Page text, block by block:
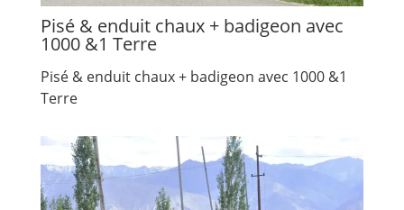
Pisé & enduit chaux + badigeon avec
1000 &1 Terre
Pisé & enduit chaux + badigeon avec 1000 &1
Terre